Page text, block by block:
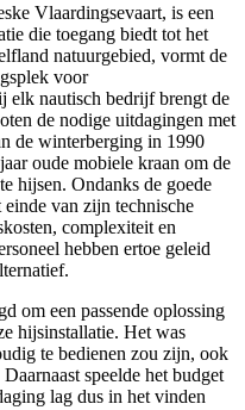
Vlaardingsevaart, is een
die toegang biedt tot het
natuurgebied, vormt de
voor
elk nautisch bedrijf brengt de
de nodige uitdagingen met
de winterberging in 1990
oude mobiele kraan om de
hijsen. Ondanks de goede
van zijn technische
complexiteit en
hebben ertoe geleid
om een passende oplossing
hijsinstallatie. Het was
te bedienen zou zijn, ook
speelde het budget
lag dus in het vinden